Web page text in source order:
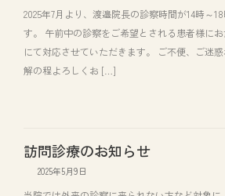
2025年7月より、渡邉院長の診察時間が14時～
す。 午前中の診察をご希望とされる患者様に
にて対応させていただきます。 ご不便、ご迷
解の程よろしくお […]
訪問診療のお知らせ
2025年5月9日